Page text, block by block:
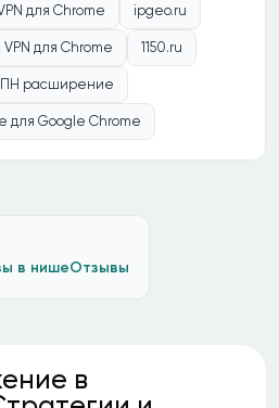
для Chrome ipgeo.ru
для Chrome 1150.ru
расширение
для Google Chrome
в нишеОтзывы
в